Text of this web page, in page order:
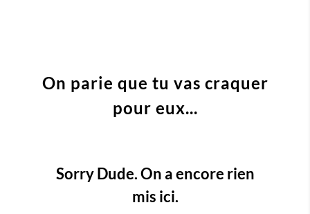
On parie que tu vas craquer
pour eux...
Sorry Dude. On a encore rien
mis ici.